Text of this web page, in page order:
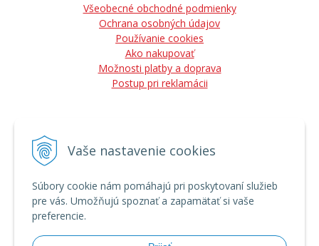
Vaše nastavenie cookies
Súbory cookie nám pomáhajú pri poskytovaní služieb
pre vás. Umožňujú spoznať a zapamätať si vaše
preferencie.
Všeobecné obchodné podmienky
Ochrana osobných údajov
Používanie cookies
Ako nakupovať
Možnosti platby a doprava
Postup pri reklamácii